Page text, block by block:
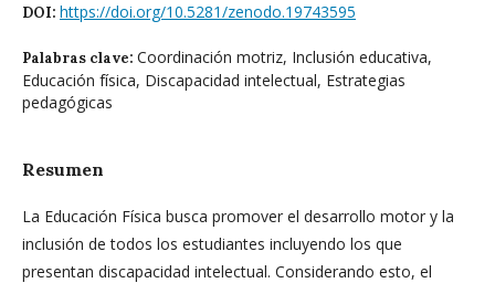
DOI: https://doi.org/10.5281/zenodo.19743595
Palabras clave: Coordinación motriz, Inclusión educativa,
Educación física, Discapacidad intelectual, Estrategias
pedagógicas
Resumen
La Educación Física busca promover el desarrollo motor y la
inclusión de todos los estudiantes incluyendo los que
presentan discapacidad intelectual. Considerando esto, el